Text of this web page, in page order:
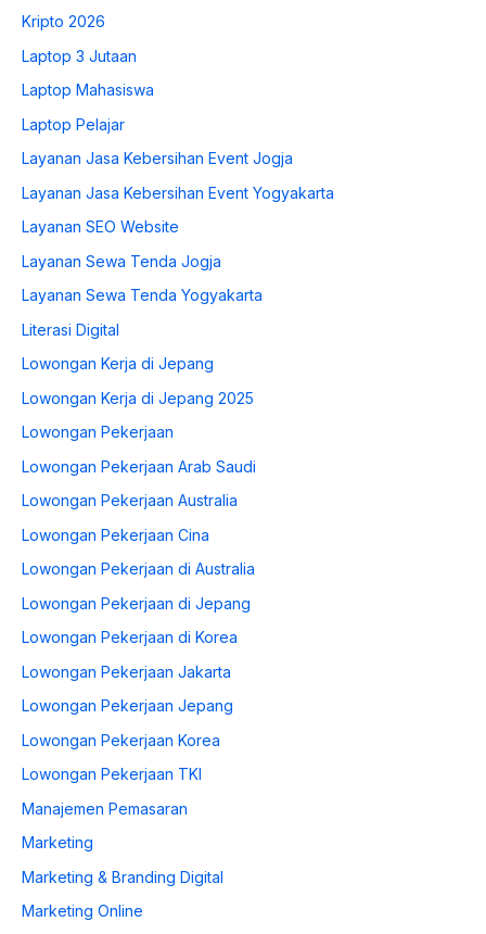
Kripto 2026
Laptop 3 Jutaan
Laptop Mahasiswa
Laptop Pelajar
Layanan Jasa Kebersihan Event Jogja
Layanan Jasa Kebersihan Event Yogyakarta
Layanan SEO Website
Layanan Sewa Tenda Jogja
Layanan Sewa Tenda Yogyakarta
Literasi Digital
Lowongan Kerja di Jepang
Lowongan Kerja di Jepang 2025
Lowongan Pekerjaan
Lowongan Pekerjaan Arab Saudi
Lowongan Pekerjaan Australia
Lowongan Pekerjaan Cina
Lowongan Pekerjaan di Australia
Lowongan Pekerjaan di Jepang
Lowongan Pekerjaan di Korea
Lowongan Pekerjaan Jakarta
Lowongan Pekerjaan Jepang
Lowongan Pekerjaan Korea
Lowongan Pekerjaan TKI
Manajemen Pemasaran
Marketing
Marketing & Branding Digital
Marketing Online